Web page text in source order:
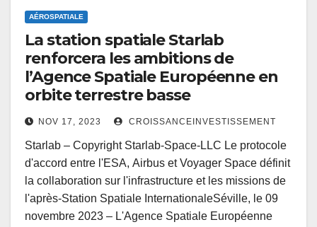
AÉROSPATIALE
La station spatiale Starlab
renforcera les ambitions de
l’Agence Spatiale Européenne en
orbite terrestre basse
NOV 17, 2023 CROISSANCEINVESTISSEMENT
Starlab – Copyright Starlab-Space-LLC Le protocole
d'accord entre l'ESA, Airbus et Voyager Space définit
la collaboration sur l'infrastructure et les missions de
l'après-Station Spatiale InternationaleSéville, le 09
novembre 2023 – L'Agence Spatiale Européenne